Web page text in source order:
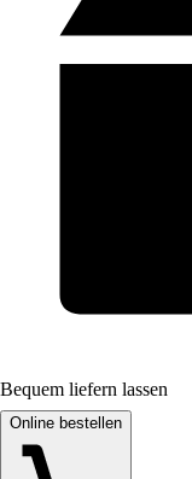
Bequem liefern lassen
Online bestellen